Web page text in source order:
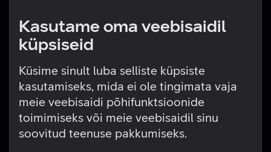
Kasutame oma veebisaidil
küpsiseid
Küsime sinult luba selliste küpsiste
kasutamiseks, mida ei ole tingimata vaja
meie veebisaidi põhifunktsioonide
toimimiseks või meie veebisaidil sinu
soovitud teenuse pakkumiseks.
Tehniline viga